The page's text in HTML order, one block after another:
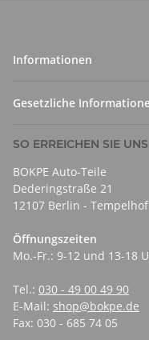
Informationen
Gesetzliche
SO ERREICHEN SIE UNS
BOKPE Auto-Teile
Dederingstraße 21
12107 Berlin - Tempelhof
Öffnungszeiten
Mo.-Fr.: 9-12 und 13-18
Tel.: 030 - 49 00 49 90
E-Mail: shop@bokpe.de
Fax: 030 - 685 74 05